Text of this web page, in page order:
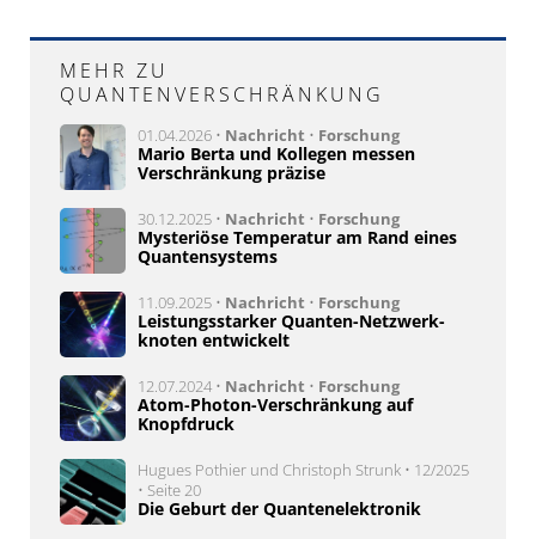
MEHR ZU
QUANTENVERSCHRÄNKUNG
01.04.2026 • Nachricht • Forschung
Mario Berta und Kollegen messen
Verschränkung präzise
30.12.2025 • Nachricht • Forschung
Mysteriöse Temperatur am Rand eines
Quantensystems
11.09.2025 • Nachricht • Forschung
Leis­tungs­starker Quan­ten-Netz­werk­
kno­ten entwickelt
12.07.2024 • Nachricht • Forschung
Atom-Photon-Verschränkung auf
Knopfdruck
Hugues Pothier und Christoph Strunk • 12/2025
• Seite 20
Die Geburt der Quantenelektronik